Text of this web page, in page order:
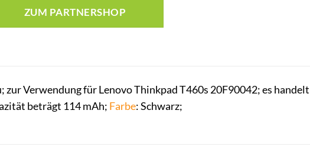
ZUM PARTNERSHOP
Verwendung für Lenovo Thinkpad T460s 20F90042; es
beträgt 114 mAh; Farbe: Schwarz;